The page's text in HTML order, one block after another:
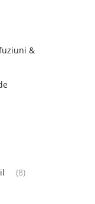
&
(8)